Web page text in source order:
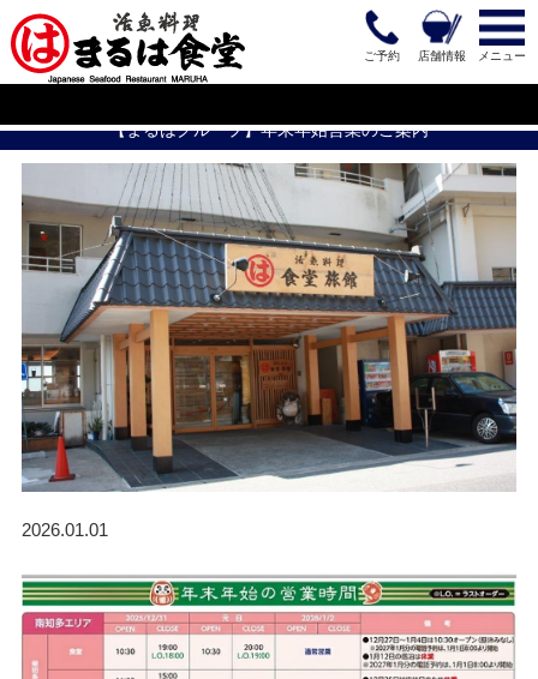
メニュー
店舗情報
ご予約
【まるはグループ】年末年始営業のご案内
2026.01.01